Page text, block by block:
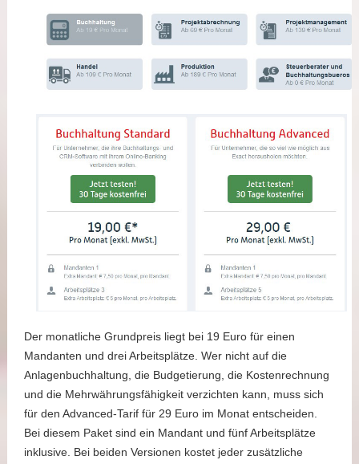
Der monatliche Grundpreis liegt bei 19 Euro für einen
Mandanten und drei Arbeitsplätze. Wer nicht auf die
Anlagenbuchhaltung, die Budgetierung, die Kostenrechnung
und die Mehrwährungsfähigkeit verzichten kann, muss sich
für den Advanced-Tarif für 29 Euro im Monat entscheiden.
Bei diesem Paket sind ein Mandant und fünf Arbeitsplätze
inklusive. Bei beiden Versionen kostet jeder zusätzliche